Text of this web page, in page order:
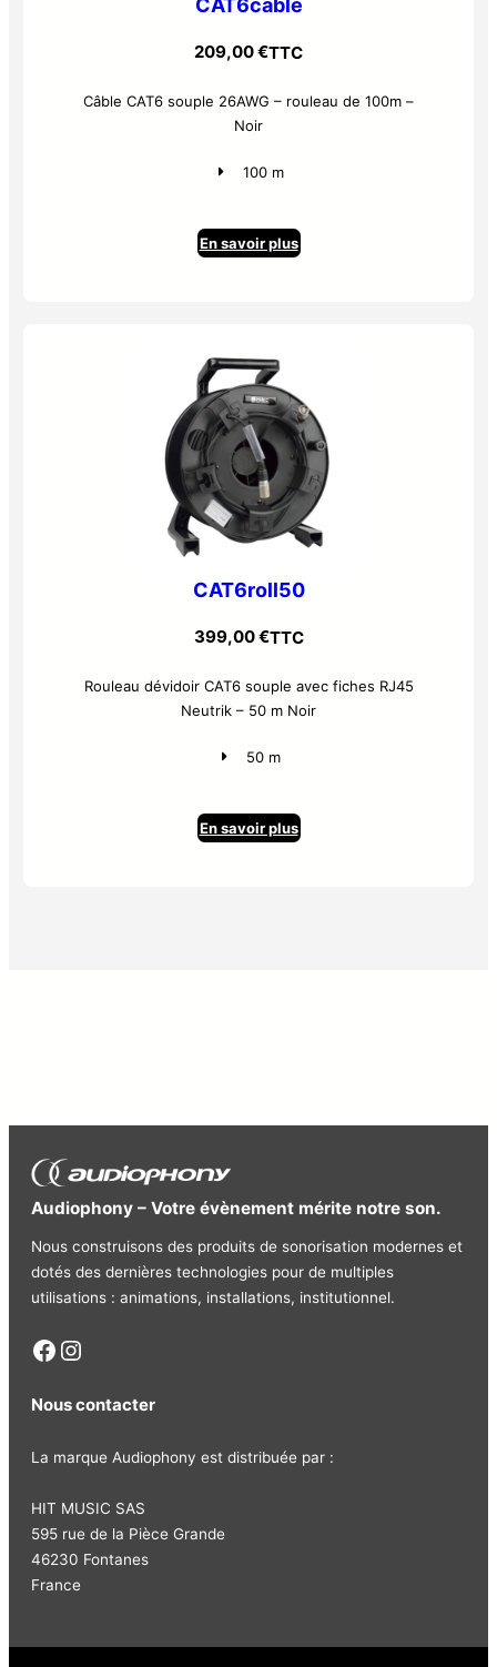
CAT6cable
209,00€TTC
Câble CAT6 souple 26AWG – rouleau de 100m –
Noir
100 m
En savoir plus
CAT6roll50
399,00€TTC
Rouleau dévidoir CAT6 souple avec fiches RJ45
Neutrik – 50 m Noir
50 m
En savoir plus
Audiophony – Votre évènement mérite notre son.
Nous construisons des produits de sonorisation modernes et
dotés des dernières technologies pour de multiples
utilisations : animations, installations, institutionnel.
Facebook Instagram
Nous contacter
La marque Audiophony est distribuée par :
HIT MUSIC SAS
595 rue de la Pièce Grande
46230 Fontanes
France